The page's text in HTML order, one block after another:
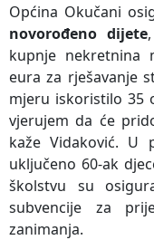
Općina Okučani
novorođeno dijete
kupnje nekretnina
eura za rješavanje
mjeru iskoristilo 35
vjerujem da će
kaže Vidaković. U
uključeno 60-ak
školstvu su
subvencije za
zanimanja.